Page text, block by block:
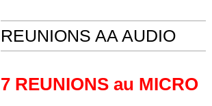
REUNIONS AA AUDIO
7 REUNIONS au MICRO